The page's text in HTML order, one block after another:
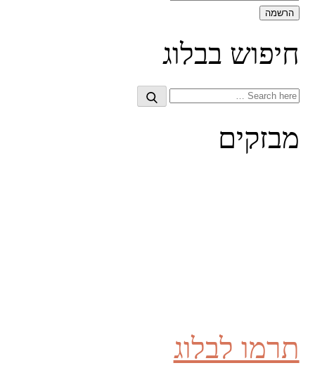
חיפוש בבלוג
Search
Search
מבזקים
תרמו לבלוג